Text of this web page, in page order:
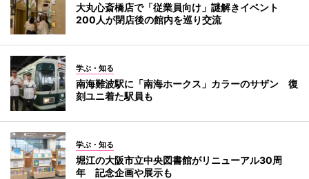
大丸心斎橋店で「従業員向け」謎解きイベント
200人が閉店後の館内を巡り交流
学ぶ・知る
南海難波駅に「南海ホークス」カラーのサザン 復
刻ユニ着た駅員も
学ぶ・知る
堀江の大阪市立中央図書館がリニューアル30周
年 記念企画や展示も